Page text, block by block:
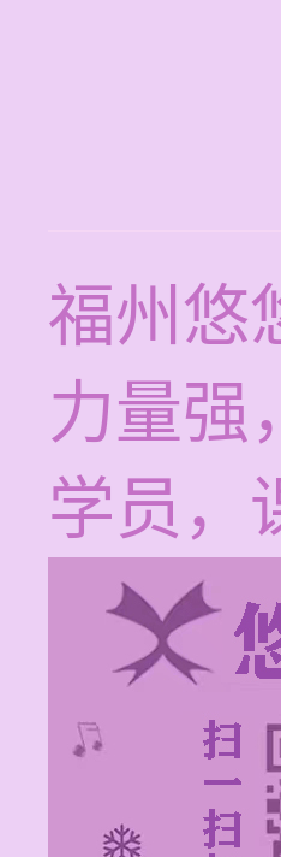
福州悠
力量强
学员，